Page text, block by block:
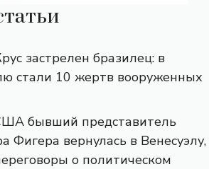
застрелен бразилец: в
стали 10 жертв вооруженных
бывший представитель
Фигера вернулась в Венесуэлу,
о политическом